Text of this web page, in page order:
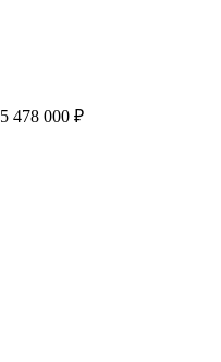
5 478 000 ₽